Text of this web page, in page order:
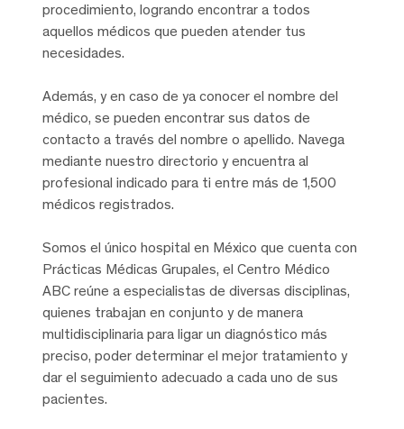
procedimiento, logrando encontrar a todos
aquellos médicos que pueden atender tus
necesidades.
Además, y en caso de ya conocer el nombre del
médico, se pueden encontrar sus datos de
contacto a través del nombre o apellido. Navega
mediante nuestro directorio y encuentra al
profesional indicado para ti entre más de 1,500
médicos registrados.
Somos el único hospital en México que cuenta con
Prácticas Médicas Grupales, el Centro Médico
ABC reúne a especialistas de diversas disciplinas,
quienes trabajan en conjunto y de manera
multidisciplinaria para ligar un diagnóstico más
preciso, poder determinar el mejor tratamiento y
dar el seguimiento adecuado a cada uno de sus
pacientes.